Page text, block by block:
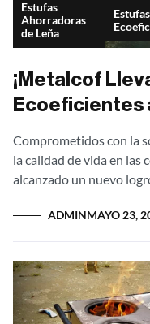
Estufas
Ahorradoras
de Leña
Estufas
¡Metalcof
Ecoeficientes
Comprometidos con la
la calidad de vida en las
alcanzado un nuevo
ADMINMAYO 23,